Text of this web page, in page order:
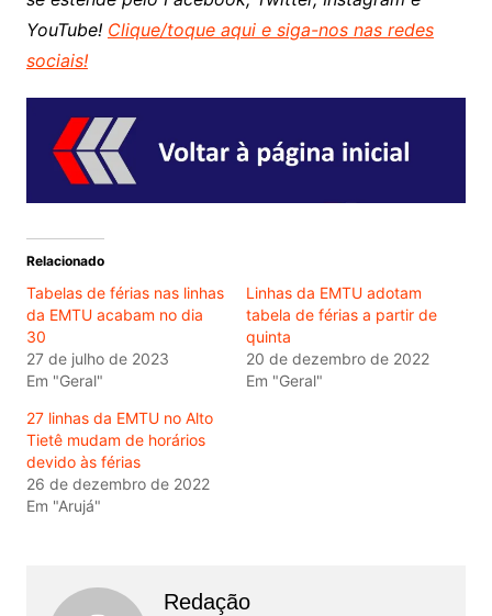
YouTube! Clique/toque aqui e siga-nos nas redes
sociais!
Relacionado
Tabelas de férias nas linhas
da EMTU acabam no dia
30
27 de julho de 2023
Em "Geral"
Linhas da EMTU adotam
tabela de férias a partir de
quinta
20 de dezembro de 2022
Em "Geral"
27 linhas da EMTU no Alto
Tietê mudam de horários
devido às férias
26 de dezembro de 2022
Em "Arujá"
Redação